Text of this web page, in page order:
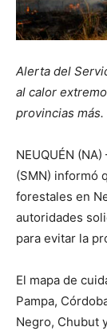
Alerta del
al calor
provincias más.
NEUQUÉN
(SMN) informó
forestales en
autoridades
para evitar la
El mapa de
Pampa,
Negro, Chubut